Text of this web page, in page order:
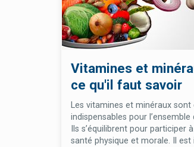
Vitamines et
ce qu'il faut savoir
Les vitamines et minéraux
indispensables pour
Ils s’équilibrent pour participer
santé physique et morale. Il